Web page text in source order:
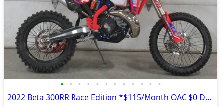
• • • • • • • • • • • •
2022 Beta 300RR Race Edition *$115/Month OAC $0 Down*